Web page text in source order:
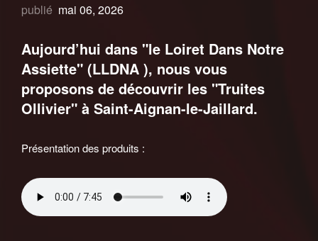
publié mai 06, 2026
Aujourd’hui dans "le Loiret Dans Notre
Assiette" (LLDNA ), nous vous
proposons de découvrir les "Truites
Ollivier" à Saint-Aignan-le-Jaillard.
Présentation des produits :